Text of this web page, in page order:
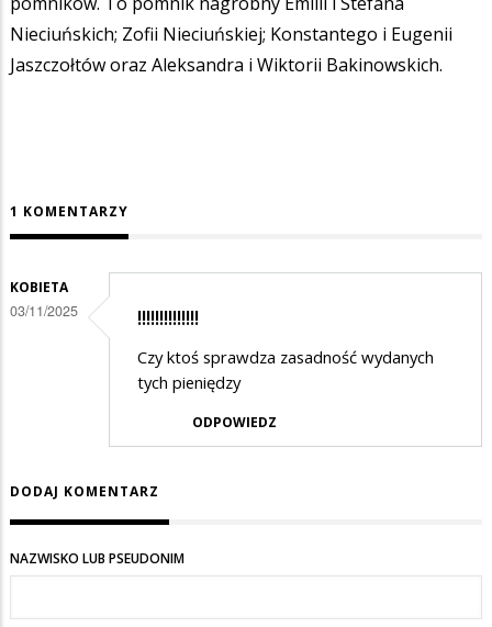
Nieciuńskich; Zofii Nieciuńskiej; Konstantego i Eugenii
Jaszczołtów oraz Aleksandra i Wiktorii Bakinowskich.
1 KOMENTARZY
KOBIETA
03/11/2025 !!!!!!!!!!!!!!
Czy ktoś sprawdza zasadność wydanych
tych pieniędzy
ODPOWIEDZ
DODAJ KOMENTARZ
NAZWISKO LUB PSEUDONIM